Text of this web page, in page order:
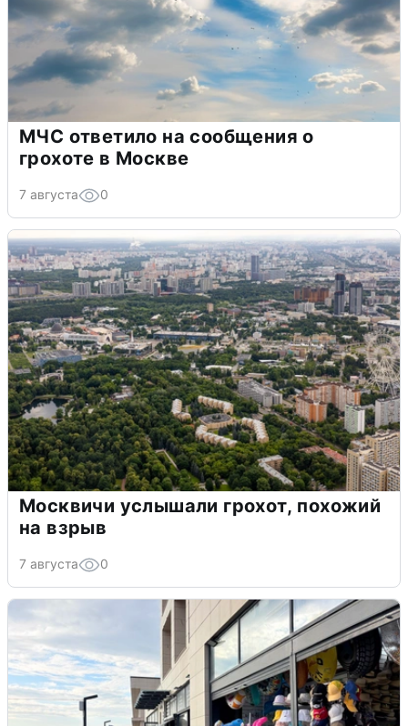
МЧС ответило на сообщения о
грохоте в Москве
7 августа 0
Москвичи услышали грохот, похожий
на взрыв
7 августа 0